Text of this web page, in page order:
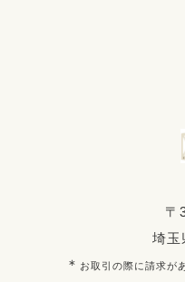
〒
埼玉
＊ お取引の際に請求が